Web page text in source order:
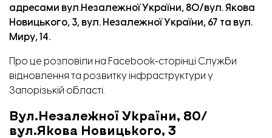
адресами вул.Незалежної України, 80/вул. Якова
Новицького, 3, вул. Незалежної України, 67 та вул.
Миру, 14.
Про це розповіли на Facebook-сторінці Служби
відновлення та розвитку інфраструктури у
Запорізькій області.
Вул.Незалежної України, 80/
вул.Якова Новицького, 3